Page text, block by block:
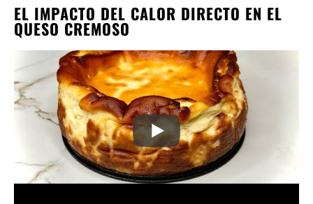
EL IMPACTO DEL CALOR DIRECTO EN EL
QUESO CREMOSO